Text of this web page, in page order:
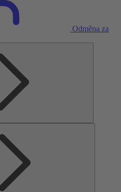
Odměna za